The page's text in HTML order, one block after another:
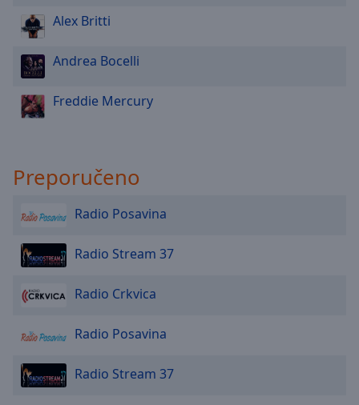
Font
Family
Reset
Done
End
dialog
Alex Britti
Andrea Bocelli
Freddie Mercury
Preporučeno
Radio Posavina
Radio Stream 37
Radio Crkvica
Radio Posavina
Radio Stream 37